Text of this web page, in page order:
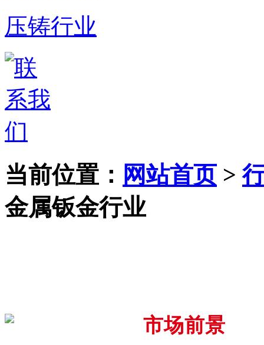
压铸行业
当前位置： 网站首页>
金属钣金行业
市场前景